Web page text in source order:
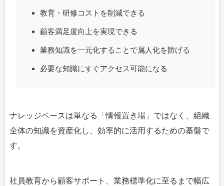
教育・研修コストを削減できる
顧客満足度向上を実現できる
業務知識を一元化することで属人化を防げる
必要な知識にすぐアクセス可能になる
ナレッジベースは単なる「情報置き場」ではなく、組織
全体の知識を資産化し、効率的に活用するための基盤で
す。
社員教育から顧客サポート、業務標準化に至るまで幅広